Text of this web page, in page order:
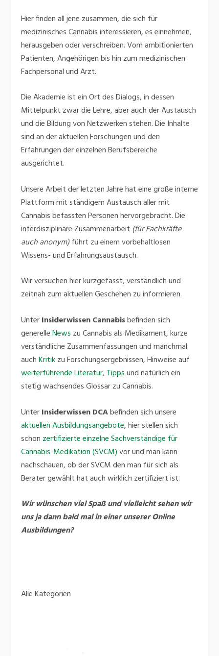
Hier finden all jene zusammen, die sich für
medizinisches Cannabis interessieren, es einnehmen,
herausgeben oder verschreiben. Vom ambitionierten
Patienten, Angehörigen bis hin zum medizinischen
Fachpersonal und Arzt.
Die Akademie ist ein Ort des Dialogs, in dessen
Mittelpunkt zwar die Lehre, aber auch der Austausch
und die Bildung von Netzwerken stehen. Die Inhalte
sind an der aktuellen Forschungen und den
Erfahrungen der einzelnen Berufsbereiche
ausgerichtet.
Unsere Arbeit der letzten Jahre hat eine große interne
Plattform mit ständigem Austausch aller mit
Cannabis befassten Personen hervorgebracht. Die
interdisziplinäre Zusammenarbeit (für Fachkräfte
auch anonym)führt zu einem vorbehaltlosen
Wissens- und Erfahrungsaustausch.
Wir versuchen hier kurzgefasst, verständlich und
zeitnah zum aktuellen Geschehen zu informieren.
UnterInsiderwissen Cannabisbefinden sich
generelleNews zu Cannabis als Medikament, kurze
verständliche Zusammenfassungen und manchmal
auchKritikzu Forschungsergebnissen, Hinweise auf
weiterführende Literatur, Tippsund natürlich ein
stetig wachsendes Glossar zu Cannabis.
UnterInsiderwissen DCAbefinden sich unsere
aktuellen Ausbildungsangebote, hier stellen sich
schon zertifizierte einzelne Sachverständige für
Cannabis-Medikation (SVCM)vor und man kann
nachschauen, ob der SVCM den man für sich als
Berater gewählt hat auch wirklich zertifiziert ist.
Wir wünschen viel Spaß und vielleicht sehen wir
uns ja dann bald mal in einer unserer Online
Ausbildungen?
Alle Kategorien